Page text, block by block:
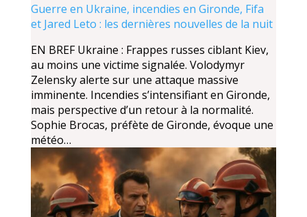
Guerre en Ukraine, incendies en Gironde, Fifa
et Jared Leto : les dernières nouvelles de la nuit
EN BREF Ukraine : Frappes russes ciblant Kiev,
au moins une victime signalée. Volodymyr
Zelensky alerte sur une attaque massive
imminente. Incendies s’intensifiant en Gironde,
mais perspective d’un retour à la normalité.
Sophie Brocas, préfète de Gironde, évoque une
météo…